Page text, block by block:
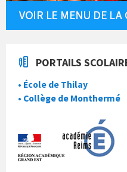
PORTAILS
• École de Thilay
• Collège de Monthermé